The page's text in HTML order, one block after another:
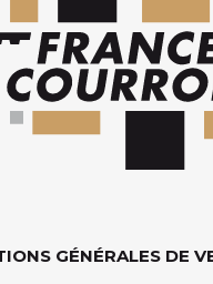
GÉNÉRALES DE